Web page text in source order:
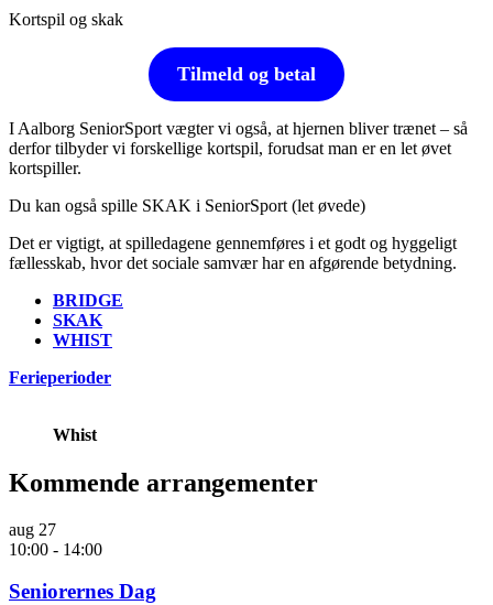
Kortspil og skak
Tilmeld og betal
I Aalborg SeniorSport vægter vi også, at hjernen bliver trænet – så
derfor tilbyder vi forskellige kortspil, forudsat man er en let øvet
kortspiller.
Du kan også spille SKAK i SeniorSport (let øvede)
Det er vigtigt, at spilledagene gennemføres i et godt og hyggeligt
fællesskab, hvor det sociale samvær har en afgørende betydning.
BRIDGE
SKAK
WHIST
Ferieperioder
Whist
Kommende arrangementer
aug 27
10:00 - 14:00
Seniorernes Dag